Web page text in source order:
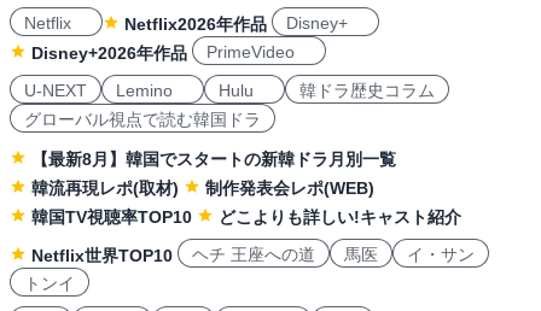
Netflix
Netflix2026年作品
Disney+
Disney+2026年作品
PrimeVideo
U-NEXT
Lemino Hulu
韓ドラ歴史コラム
グローバル視点で読む韓国ドラ
【最新8月】韓国でスタートの新韓ドラ月別一覧
韓流再現レポ(取材)
制作発表会レポ(WEB)
韓国TV視聴率TOP10
どこよりも詳しい!キャスト紹介
Netflix世界TOP10
ヘチ 王座への道 馬医
イ・サン
トンイ